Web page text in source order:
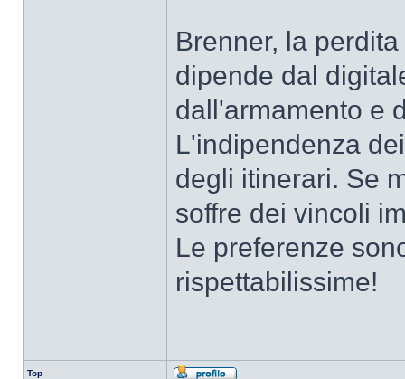
Brenner, la
dipende dal
dall'armamento e
L'indipendenza
degli itinerari. Se
soffre dei vincoli
Le preferenze
rispettabilissime!
Top